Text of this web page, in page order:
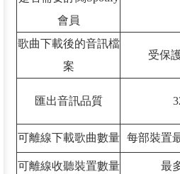
會員
歌曲下載後的音訊檔
案
受保
匯出音訊品質
可離線下載歌曲數量 每部裝置
可離線收聽裝置數量 最